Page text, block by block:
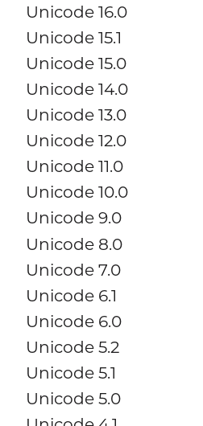
Unicode 16.0
Unicode 15.1
Unicode 15.0
Unicode 14.0
Unicode 13.0
Unicode 12.0
Unicode 11.0
Unicode 10.0
Unicode 9.0
Unicode 8.0
Unicode 7.0
Unicode 6.1
Unicode 6.0
Unicode 5.2
Unicode 5.1
Unicode 5.0